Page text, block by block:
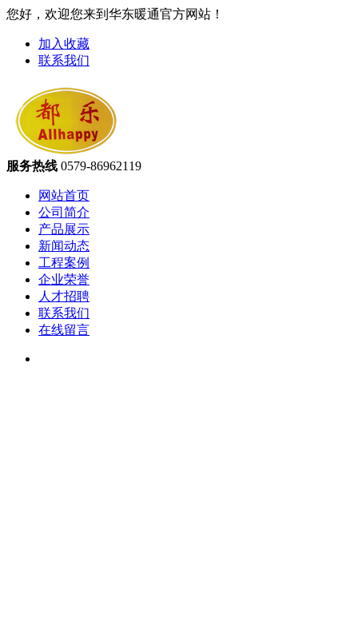
您好，欢迎您来到华东暖通官方网站！
加入收藏
联系我们
服务热线 0579-86962119
网站首页
公司简介
产品展示
新闻动态
工程案例
企业荣誉
人才招聘
联系我们
在线留言